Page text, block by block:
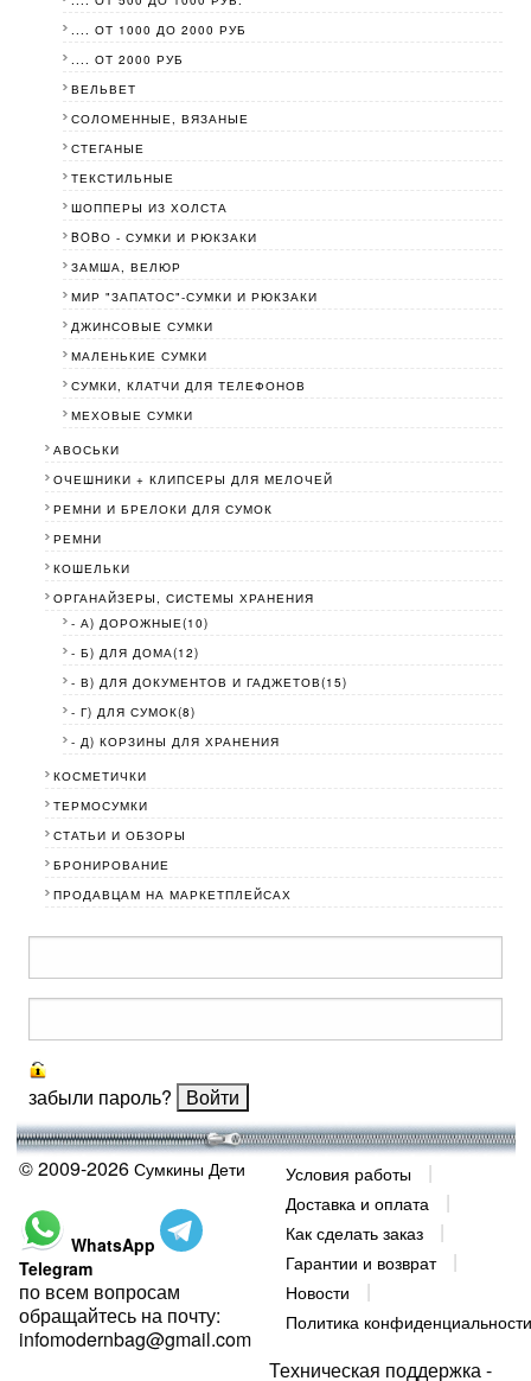
.... ОТ 1000 ДО 2000 РУБ
.... ОТ 2000 РУБ
ВЕЛЬВЕТ
СОЛОМЕННЫЕ, ВЯЗАНЫЕ
СТЕГАНЫЕ
ТЕКСТИЛЬНЫЕ
ШОППЕРЫ ИЗ ХОЛСТА
BOBО - СУМКИ И РЮКЗАКИ
ЗАМША, ВЕЛЮР
МИР "ЗАПАТОС"-СУМКИ И РЮКЗАКИ
ДЖИНСОВЫЕ СУМКИ
МАЛЕНЬКИЕ СУМКИ
СУМКИ, КЛАТЧИ ДЛЯ ТЕЛЕФОНОВ
МЕХОВЫЕ СУМКИ
АВОСЬКИ
ОЧЕШНИКИ + КЛИПСЕРЫ ДЛЯ МЕЛОЧЕЙ
РЕМНИ И БРЕЛОКИ ДЛЯ СУМОК
РЕМНИ
КОШЕЛЬКИ
ОРГАНАЙЗЕРЫ, СИСТЕМЫ ХРАНЕНИЯ
- А) ДОРОЖНЫЕ(10)
- Б) ДЛЯ ДОМА(12)
- В) ДЛЯ ДОКУМЕНТОВ И ГАДЖЕТОВ(15)
- Г) ДЛЯ СУМОК(8)
- Д) КОРЗИНЫ ДЛЯ ХРАНЕНИЯ
КОСМЕТИЧКИ
ТЕРМОСУМКИ
СТАТЬИ И ОБЗОРЫ
БРОНИРОВАНИЕ
ПРОДАВЦАМ НА МАРКЕТПЛЕЙСАХ
забыли пароль?
© 2009-2026 Сумкины Дети
WhatsApp
Telegram
по всем вопросам
обращайтесь на почту:
infomodernbag@gmail.com
Условия работы
Доставка и оплата
Как сделать заказ
Гарантии и возврат
Новости
Политика конфиденциальности
Техническая поддержка -